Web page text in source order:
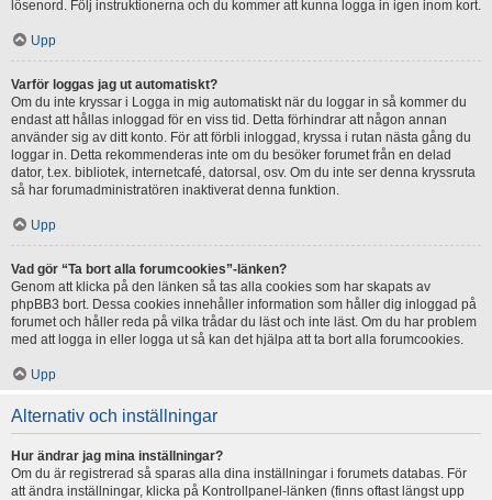
lösenord. Följ instruktionerna och du kommer att kunna logga in igen inom kort.
Upp
Varför loggas jag ut automatiskt?
Om du inte kryssar i Logga in mig automatiskt när du loggar in så kommer du
endast att hållas inloggad för en viss tid. Detta förhindrar att någon annan
använder sig av ditt konto. För att förbli inloggad, kryssa i rutan nästa gång du
loggar in. Detta rekommenderas inte om du besöker forumet från en delad
dator, t.ex. bibliotek, internetcafé, datorsal, osv. Om du inte ser denna kryssruta
så har forumadministratören inaktiverat denna funktion.
Upp
Vad gör “Ta bort alla forumcookies”-länken?
Genom att klicka på den länken så tas alla cookies som har skapats av
phpBB3 bort. Dessa cookies innehåller information som håller dig inloggad på
forumet och håller reda på vilka trådar du läst och inte läst. Om du har problem
med att logga in eller logga ut så kan det hjälpa att ta bort alla forumcookies.
Upp
Alternativ och inställningar
Hur ändrar jag mina inställningar?
Om du är registrerad så sparas alla dina inställningar i forumets databas. För
att ändra inställningar, klicka på Kontrollpanel-länken (finns oftast längst upp